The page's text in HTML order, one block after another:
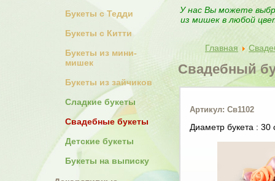
Букеты с Тедди
Букеты с Китти
Букеты из мини-
мишек
Букеты из зайчиков
Сладкие букеты
Свадебные букеты
Детские букеты
Букеты на выписку
У нас Вы можете
из мишек в любой
Главная
Свадебный
Артикул: Св1102
Диаметр букета :